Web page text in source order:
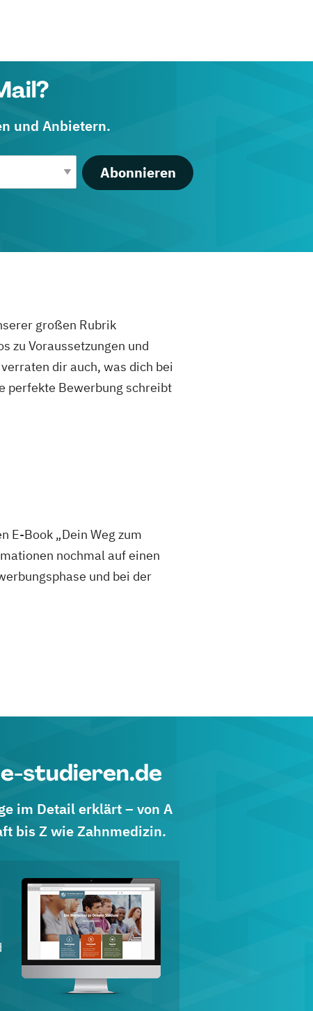
und Anbietern.
Abonnieren
großen Rubrik
zu Voraussetzungen und
dir auch, was dich bei
perfekte Bewerbung schreibt
E-Book „Dein Weg zum
nochmal auf einen
und bei der
studieren.de
im Detail erklärt – von A
bis Z wie Zahnmedizin.